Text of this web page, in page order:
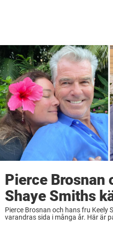
Pierce Brosnan
Shaye Smiths
Pierce Brosnan och hans fru Keely
varandras sida i många år. Här är